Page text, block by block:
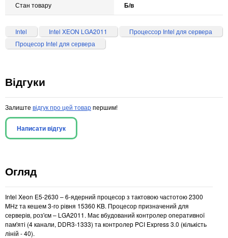
Стан товару Б/в
Intel Intel XEON LGA2011
Процессор Intel для сервера
Процесор Intel для сервера
Відгуки
Залиште відгук про цей товарпершим!
Написати відгук
Огляд
Intel Xeon E5-2630 – 6-ядерний процесор з тактовою частотою 2300
MHz та кешем 3-го рівня 15360 KB. Процесор призначений для
серверів, роз'єм – LGA2011. Має вбудований контролер оперативної
пам'яті (4 канали, DDR3-1333) та контролер PCI Express 3.0 (кількість
ліній - 40).